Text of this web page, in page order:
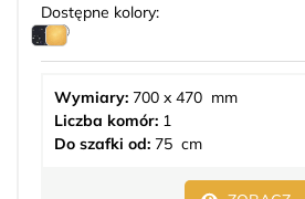
Dostępne kolory:
Wymiary: 700 x 470 mm
Liczba komór: 1
Do szafki od: 75 cm